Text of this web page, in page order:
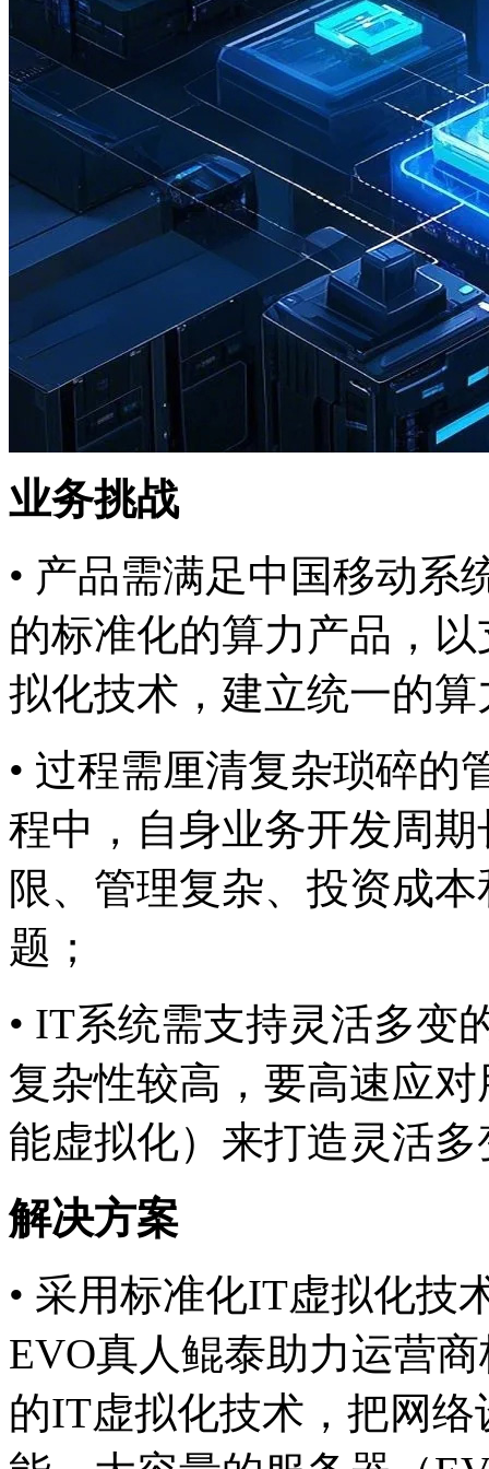
业务挑战
• 产品需满足中国移动系
的标准化的算力产品
拟化技术，建立统一的
• 过程需厘清复杂琐碎的
程中，自身业务开发周期
限、管理复杂、投
题；
• IT系统需支持灵活多变
复杂性较高，要高速应
能虚拟化）来打造灵活
解决方案
• 采用标准化IT虚拟化技术
EVO真人鲲泰助力运营
的IT虚拟化技术，把